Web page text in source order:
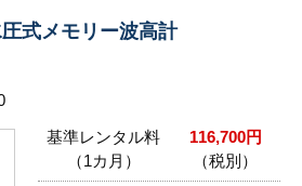
式メモリー波高計
基準レンタル料
（1カ月）
116,700円
（税別）